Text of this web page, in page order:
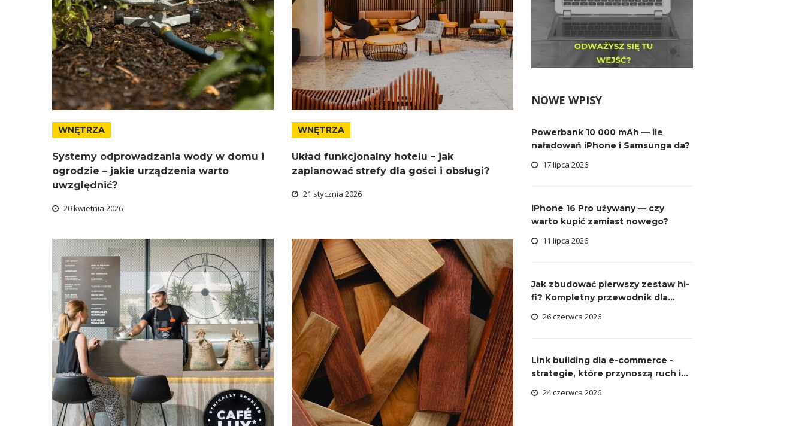
WNĘTRZA
Systemy odprowadzania wody w domu i
ogrodzie – jakie urządzenia warto
uwzględnić?
20 kwietnia 2026
WNĘTRZA
Układ funkcjonalny hotelu – jak
zaplanować strefy dla gości i obsługi?
21 stycznia 2026
NOWE WPISY
Powerbank 10 000 mAh — ile
naładowań iPhone i Samsunga da?
17 lipca 2026
iPhone 16 Pro używany — czy
warto kupić zamiast nowego?
11 lipca 2026
Jak zbudować pierwszy zestaw hi-
fi? Kompletny przewodnik dla...
26 czerwca 2026
Link building dla e-commerce -
strategie, które przynoszą ruch i...
24 czerwca 2026